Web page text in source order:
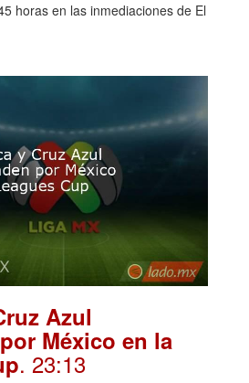
horas en las inmediaciones de El
Azul
México en la
. 23:13